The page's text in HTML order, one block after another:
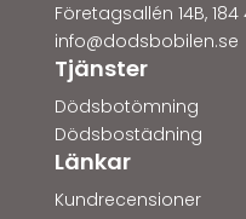
Företagsallén 14B,
info@dodsbobilen.se
Tjänster
Dödsbotömning
Dödsbostädning
Länkar
Kundrecensioner